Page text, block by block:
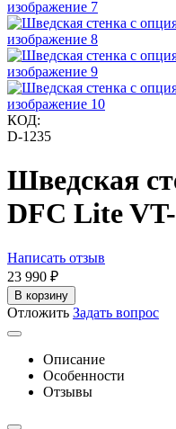
КОД:
D-1235
Шведская
DFC Lite
Написать отзыв
23 990 ₽
В корзину
Отложить Задать вопрос
Описание
Особенности
Отзывы